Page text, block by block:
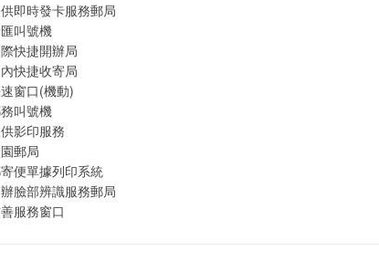
即時發卡服務郵局
叫號機
快捷開辦局
快捷收寄局
窗口(機動)
叫號機
影印服務
郵局
便單據列印系統
臉部辨識服務郵局
服務窗口